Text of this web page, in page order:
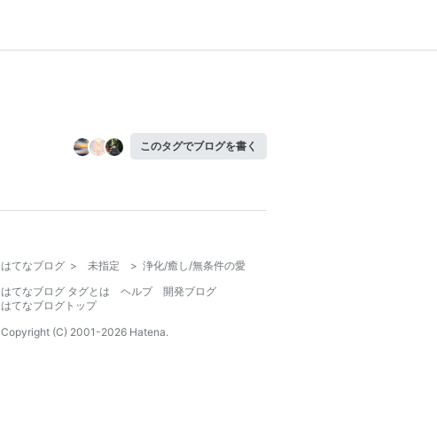
このタグでブログを書く
はてなブログ > 未指定 > 浄化/癒し/無条件の愛
はてなブログ タグとは
ヘルプ
開発ブログ
はてなブログトップ
Copyright (C) 2001-2026 Hatena.